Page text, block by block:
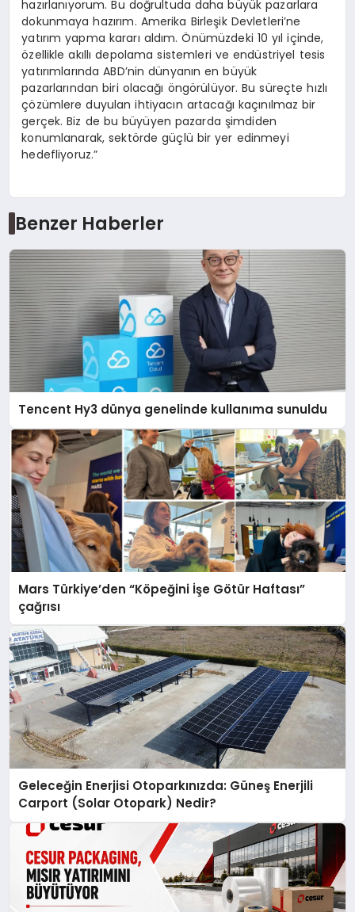
hazırlanıyorum. Bu doğrultuda daha büyük pazarlara
dokunmaya hazırım. Amerika Birleşik Devletleri’ne
yatırım yapma kararı aldım. Önümüzdeki 10 yıl içinde,
özellikle akıllı depolama sistemleri ve endüstriyel tesis
yatırımlarında ABD’nin dünyanın en büyük
pazarlarından biri olacağı öngörülüyor. Bu süreçte hızlı
çözümlere duyulan ihtiyacın artacağı kaçınılmaz bir
gerçek. Biz de bu büyüyen pazarda şimdiden
konumlanarak, sektörde güçlü bir yer edinmeyi
hedefliyoruz.”
Benzer Haberler
Tencent Hy3 dünya genelinde kullanıma sunuldu
Mars Türkiye’den “Köpeğini İşe Götür Haftası”
çağrısı
Geleceğin Enerjisi Otoparkınızda: Güneş Enerjili
Carport (Solar Otopark) Nedir?